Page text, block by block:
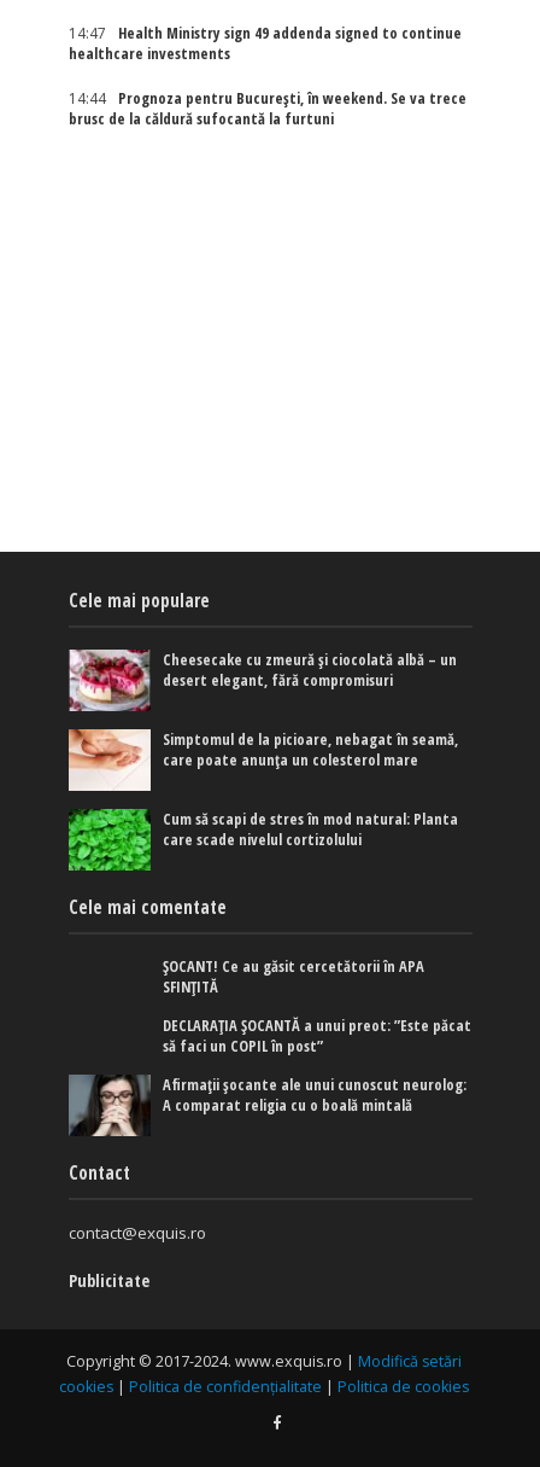
14:47
Health Ministry sign 49 addenda signed to continue
healthcare investments
14:44
Prognoza pentru București, în weekend. Se va trece
brusc de la căldură sufocantă la furtuni
Cele mai populare
Cheesecake cu zmeură și ciocolată albă – un
desert elegant, fără compromisuri
Simptomul de la picioare, nebagat în seamă,
care poate anunța un colesterol mare
Cum să scapi de stres în mod natural: Planta
care scade nivelul cortizolului
Cele mai comentate
ȘOCANT! Ce au găsit cercetătorii în APA
SFINȚITĂ
DECLARAȚIA ȘOCANTĂ a unui preot: ”Este păcat
să faci un COPIL în post”
Afirmaţii şocante ale unui cunoscut neurolog:
A comparat religia cu o boală mintală
Contact
contact@exquis.ro
Publicitate
Copyright © 2017-2024. www.exquis.ro | Modifică setări
cookies | Politica de confidențialitate | Politica de cookies